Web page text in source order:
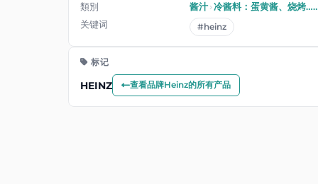
類別 酱汁 ›冷酱料：蛋黄酱、烧烤
关键词
#heinz
标记
HEINZ 查看品牌Heinz的所有产品